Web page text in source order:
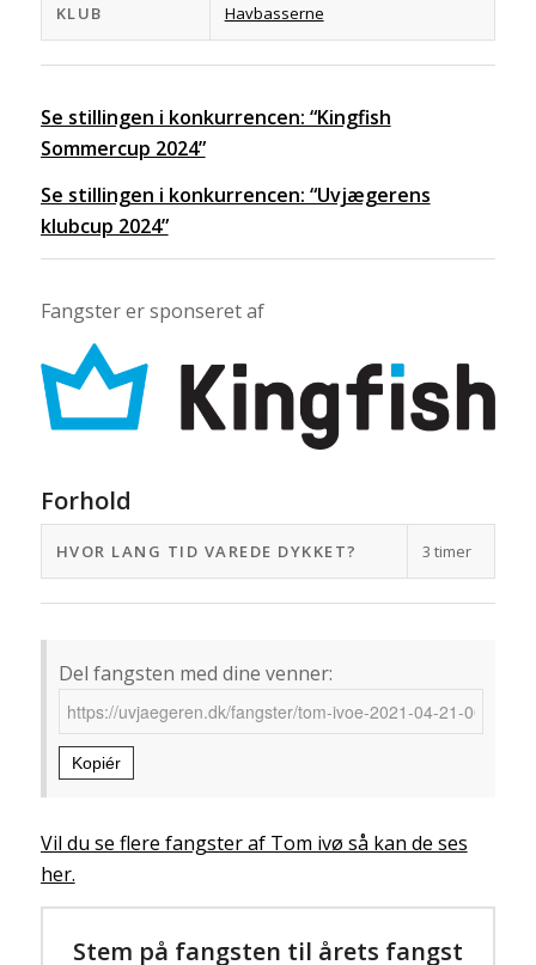
KLUB Havbasserne
Se stillingen i konkurrencen: “Kingfish
Sommercup 2024”
Se stillingen i konkurrencen: “Uvjægerens
klubcup 2024”
Fangster er sponseret af
Forhold
HVOR LANG TID VAREDE DYKKET? 3 timer
Del fangsten med dine venner:
Kopiér
Vil du se flere fangster af Tom ivø så kan de ses
her.
Stem på fangsten til årets fangst